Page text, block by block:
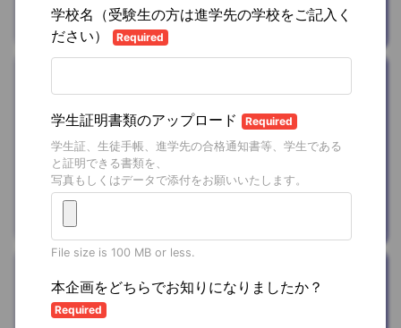
株式会社coordimate
AIフィットネス
アプリ(60日無
料)をプレゼン
ト